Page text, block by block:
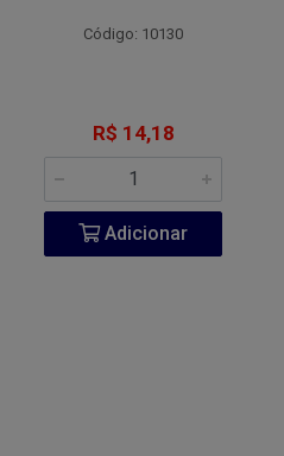
Código: 10130
R$ 14,18
Adicionar